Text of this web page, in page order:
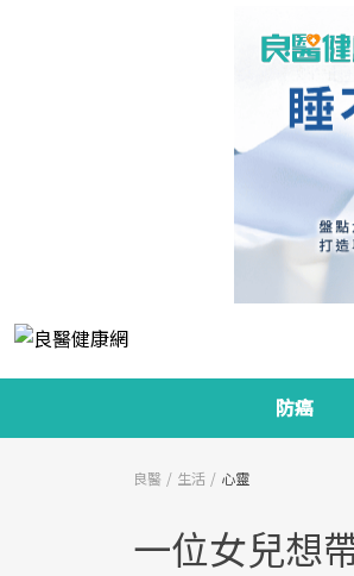
防癌
良醫 生活 心靈
一位女兒想